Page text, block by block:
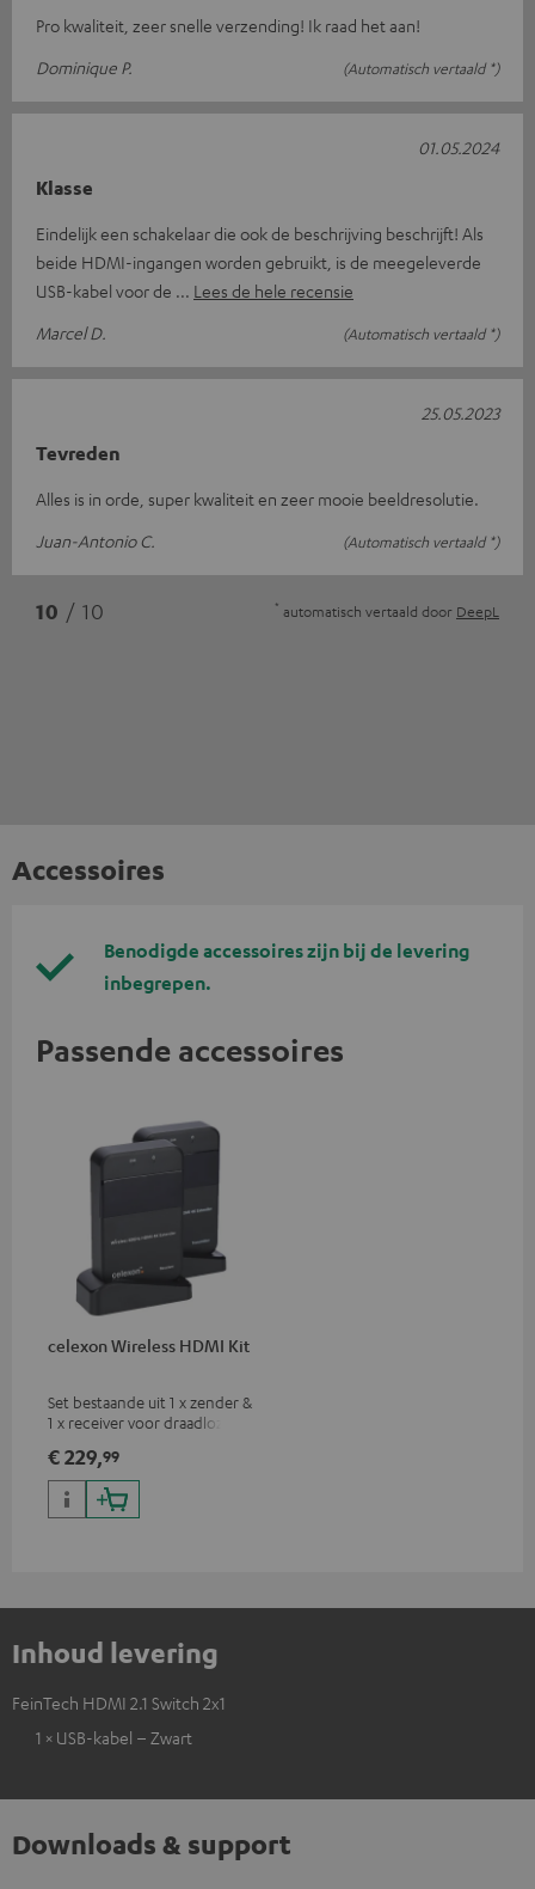
Pro kwaliteit, zeer snelle verzending! Ik raad het aan!
Dominique P.
(Automatisch vertaald *)
Klasse
Eindelijk een schakelaar die ook de beschrijving beschrijft! Als
beide HDMI-ingangen worden gebruikt, is de meegeleverde
USB-kabel voor de
Lees de hele recensie
Marcel D.
(Automatisch vertaald *)
01.05.2024
Tevreden
Alles is in orde, super kwaliteit en zeer mooie beeldresolutie.
Juan-Antonio C.
(Automatisch vertaald *)
25.05.2023
10 / 10 * automatisch vertaald door DeepL
Accessoires
Benodigde accessoires zijn bij de levering
inbegrepen.
Passende accessoires
celexon Wireless HDMI Kit
Set bestaande uit 1 x zender &
1 x receiver voor draadloze
(audio/video) tot 30 meter
(zichtlijn)
€ 229,99
Inhoud levering
FeinTech HDMI 2.1 Switch 2x1
1 × USB-kabel – Zwart
Downloads & support